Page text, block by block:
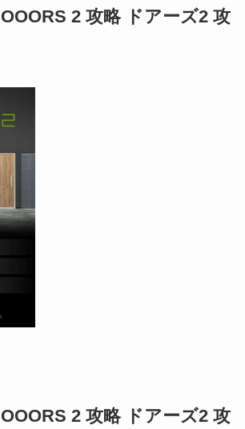
2 攻略 ドアーズ2 攻
2 攻略 ドアーズ2 攻